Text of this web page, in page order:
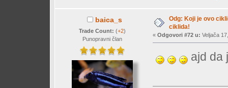
baica_s
Trade Count: (+2)
Punopravni član
Odg: Koji je ovo
ciklida!
« Odgovori #72 u: Veljača
ajd da